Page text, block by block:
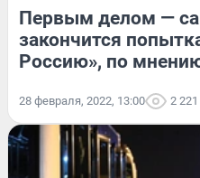
Первым делом —
закончится
Россию», по
28 февраля, 2022, 13:00 2 221